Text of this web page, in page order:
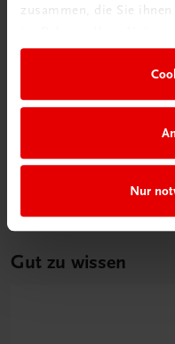
zusammen, die Sie
Nur
Poster:
Gut zu wissen